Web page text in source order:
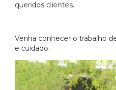
queridos clientes.
Venha conhecer o trabalho
e cuidado.